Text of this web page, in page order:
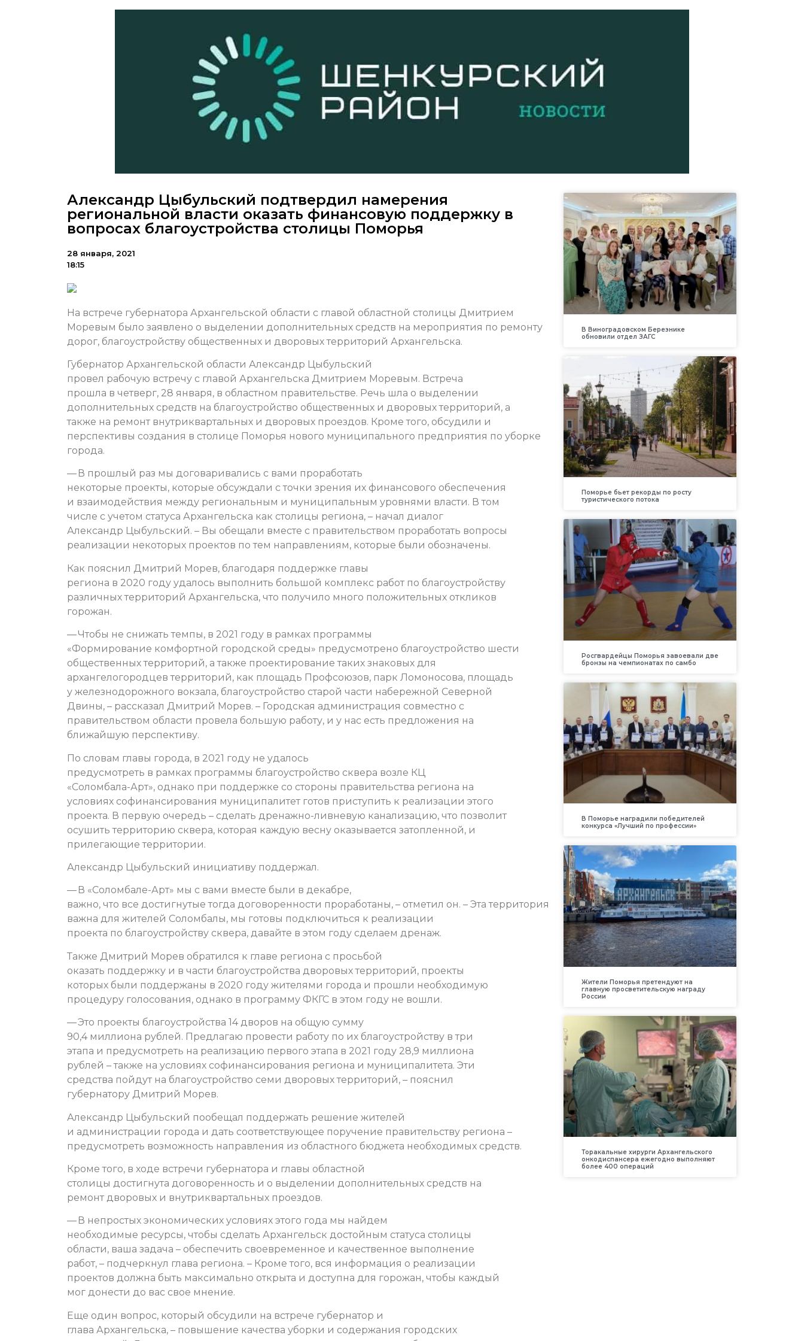
Александр Цыбульский подтвердил намерения
региональной власти оказать финансовую поддержку в
вопросах благоустройства столицы Поморья
28 января, 2021
18:15
На встрече губернатора Архангельской области с главой областной столицы Дмитрием
Моревым было заявлено о выделении дополнительных средств на мероприятия по ремонту
дорог, благоустройству общественных и дворовых территорий Архангельска.
Губернатор Архангельской области Александр Цыбульский
провел рабочую встречу с главой Архангельска Дмитрием Моревым. Встреча
прошла в четверг, 28 января, в областном правительстве. Речь шла о выделении
дополнительных средств на благоустройство общественных и дворовых территорий, а
также на ремонт внутриквартальных и дворовых проездов. Кроме того, обсудили и
перспективы создания в столице Поморья нового муниципального предприятия по уборке
города.
— В прошлый раз мы договаривались с вами проработать
некоторые проекты, которые обсуждали с точки зрения их финансового обеспечения
и взаимодействия между региональным и муниципальным уровнями власти. В том
числе с учетом статуса Архангельска как столицы региона, – начал диалог
Александр Цыбульский. – Вы обещали вместе с правительством проработать вопросы
реализации некоторых проектов по тем направлениям, которые были обозначены.
Как пояснил Дмитрий Морев, благодаря поддержке главы
региона в 2020 году удалось выполнить большой комплекс работ по благоустройству
различных территорий Архангельска, что получило много положительных откликов
горожан.
— Чтобы не снижать темпы, в 2021 году в рамках программы
«Формирование комфортной городской среды» предусмотрено благоустройство шести
общественных территорий, а также проектирование таких знаковых для
архангелогородцев территорий, как площадь Профсоюзов, парк Ломоносова, площадь
у железнодорожного вокзала, благоустройство старой части набережной Северной
Двины, – рассказал Дмитрий Морев. – Городская администрация совместно с
правительством области провела большую работу, и у нас есть предложения на
ближайшую перспективу.
По словам главы города, в 2021 году не удалось
предусмотреть в рамках программы благоустройство сквера возле КЦ
«Соломбала-Арт», однако при поддержке со стороны правительства региона на
условиях софинансирования муниципалитет готов приступить к реализации этого
проекта. В первую очередь – сделать дренажно-ливневую канализацию, что позволит
осушить территорию сквера, которая каждую весну оказывается затопленной, и
прилегающие территории.
Александр Цыбульский инициативу поддержал.
— В «Соломбале-Арт» мы с вами вместе были в декабре,
важно, что все достигнутые тогда договоренности проработаны, – отметил он. – Эта территория
важна для жителей Соломбалы, мы готовы подключиться к реализации
проекта по благоустройству сквера, давайте в этом году сделаем дренаж.
Также Дмитрий Морев обратился к главе региона с просьбой
оказать поддержку и в части благоустройства дворовых территорий, проекты
которых были поддержаны в 2020 году жителями города и прошли необходимую
процедуру голосования, однако в программу ФКГС в этом году не вошли.
— Это проекты благоустройства 14 дворов на общую сумму
90,4 миллиона рублей. Предлагаю провести работу по их благоустройству в три
этапа и предусмотреть на реализацию первого этапа в 2021 году 28,9 миллиона
рублей – также на условиях софинансирования региона и муниципалитета. Эти
средства пойдут на благоустройство семи дворовых территорий, – пояснил
губернатору Дмитрий Морев.
Александр Цыбульский пообещал поддержать решение жителей
и администрации города и дать соответствующее поручение правительству региона –
предусмотреть возможность направления из областного бюджета необходимых средств.
Кроме того, в ходе встречи губернатора и главы областной
столицы достигнута договоренность и о выделении дополнительных средств на
ремонт дворовых и внутриквартальных проездов.
— В непростых экономических условиях этого года мы найдем
необходимые ресурсы, чтобы сделать Архангельск достойным статуса столицы
области, ваша задача – обеспечить своевременное и качественное выполнение
работ, – подчеркнул глава региона. – Кроме того, вся информация о реализации
проектов должна быть максимально открыта и доступна для горожан, чтобы каждый
мог донести до вас свое мнение.
Еще один вопрос, который обсудили на встрече губернатор и
глава Архангельска, – повышение качества уборки и содержания городских
В Виноградовском Березнике
обновили отдел ЗАГС
Поморье бьет рекорды по росту
туристического потока
Росгвардейцы Поморья завоевали две
бронзы на чемпионатах по самбо
В Поморье наградили победителей
конкурса «Лучший по профессии»
Жители Поморья претендуют на
главную просветительскую награду
России
Торакальные хирурги Архангельского
онкодиспансера ежегодно выполняют
более 400 операций